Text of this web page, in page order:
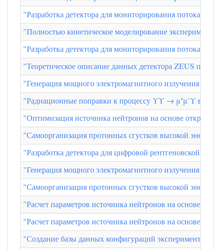
"Разработка детектора для мониторирования потока
"Полностью кинетическое моделирование
"Разработка детектора для мониторирования потока
"Теоретическое описание данных детектора ZEUS по
"Генерация мощного электромагнитного излучения в
"Радиационные поправки к процессу ϒϒ → μ⁺μ⁻ϒ в
"Оптимизация источника нейтронов на основе
"Самоорганизация протонных сгустков высокой
"Разработка детектора для цифровой рентгеновской
"Генерация мощного электромагнитного излучения в
"Самоорганизация протонных сгустков высокой
"Расчет параметров источника нейтронов на основе
"Расчет параметров источника нейтронов на основе
"Создание базы данных конфигураций эксперимента